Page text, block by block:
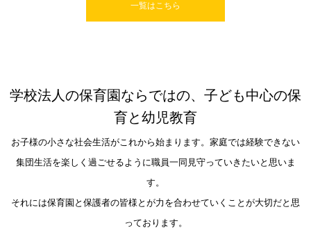
一覧はこちら
学校法人の保育園ならではの、子ども中心の保
育と幼児教育
お子様の小さな社会生活がこれから始まります。家庭では経験できない
集団生活を楽しく過ごせるように職員一同見守っていきたいと思いま
す。
それには保育園と保護者の皆様とが力を合わせていくことが大切だと思
っております。